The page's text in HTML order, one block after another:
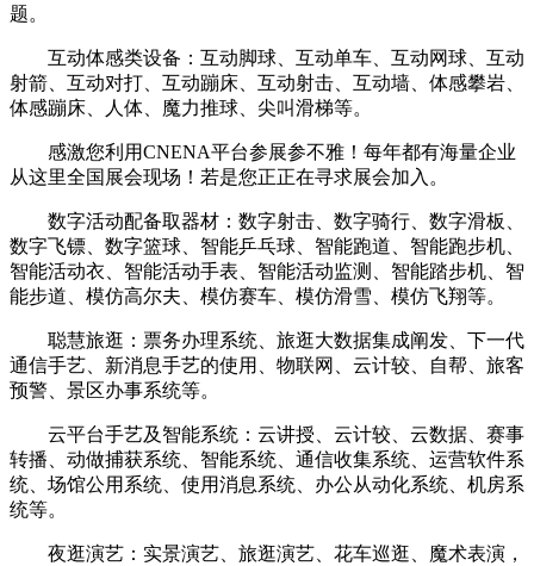
题。
互动体感类设备：互动脚球、互动单车、互动网球、互动
射箭、互动对打、互动蹦床、互动射击、互动墙、体感攀岩、
体感蹦床、人体、魔力推球、尖叫滑梯等。
感激您利用CNENA平台参展参不雅！每年都有海量企业
从这里全国展会现场！若是您正正在寻求展会加入。
数字活动配备取器材：数字射击、数字骑行、数字滑板、
数字飞镖、数字篮球、智能乒乓球、智能跑道、智能跑步机、
智能活动衣、智能活动手表、智能活动监测、智能踏步机、智
能步道、模仿高尔夫、模仿赛车、模仿滑雪、模仿飞翔等。
聪慧旅逛：票务办理系统、旅逛大数据集成阐发、下一代
通信手艺、新消息手艺的使用、物联网、云计较、自帮、旅客
预警、景区办事系统等。
云平台手艺及智能系统：云讲授、云计较、云数据、赛事
转播、动做捕获系统、智能系统、通信收集系统、运营软件系
统、场馆公用系统、使用消息系统、办公从动化系统、机房系
统等。
夜逛演艺：实景演艺、旅逛演艺、花车巡逛、魔术表演，